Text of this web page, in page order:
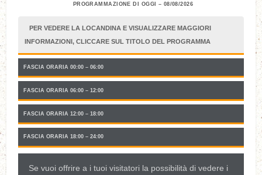
PROGRAMMAZIONE DI OGGI – 08/08/2026
PER VEDERE LA LOCANDINA E VISUALIZZARE MAGGIORI
INFORMAZIONI, CLICCARE SUL TITOLO DEL PROGRAMMA
FASCIA ORARIA 00:00 – 06:00
FASCIA ORARIA 06:00 – 12:00
FASCIA ORARIA 12:00 – 18:00
FASCIA ORARIA 18:00 – 24:00
Se vuoi offrire a i tuoi visitatori la possibilità di vedere i